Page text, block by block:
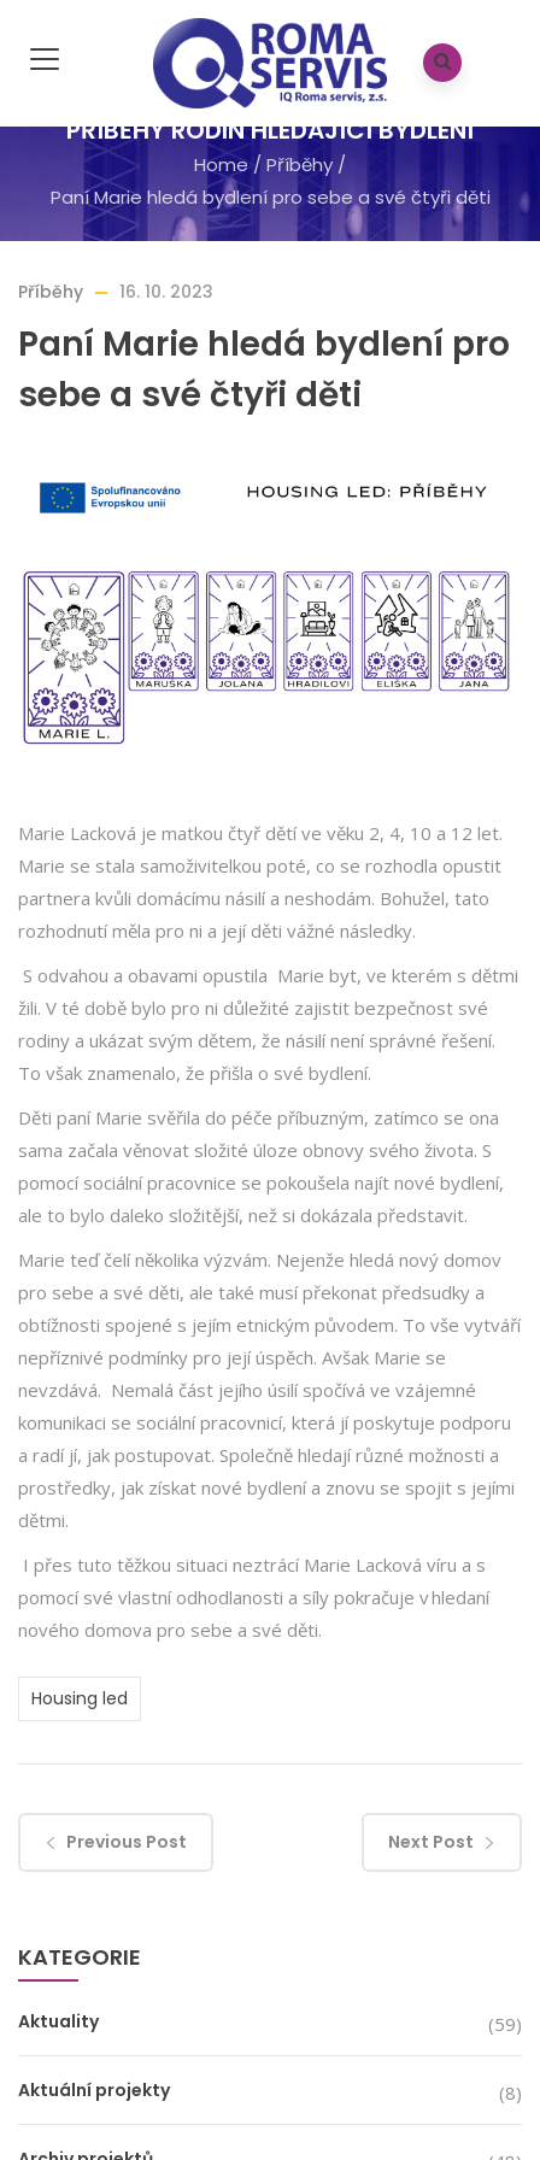
PŘÍBĚHY RODIN HLEDAJÍCÍ BYDLENÍ
Home/ Příběhy /
Paní Marie hledá bydlení pro sebe a své čtyři děti
Příběhy 16. 10. 2023
Paní Marie hledá bydlení pro
sebe a své čtyři děti
Marie Lacková je matkou čtyř dětí ve věku 2, 4, 10 a 12 let.
Marie se stala samoživitelkou poté, co se rozhodla opustit
partnera kvůli domácímu násilí a neshodám. Bohužel, tato
rozhodnutí měla pro ni a její děti vážné následky.
S odvahou a obavami opustila Marie byt, ve kterém s dětmi
žili. V té době bylo pro ni důležité zajistit bezpečnost své
rodiny a ukázat svým dětem, že násilí není správné řešení.
To však znamenalo, že přišla o své bydlení.
Děti paní Marie svěřila do péče příbuzným, zatímco se ona
sama začala věnovat složité úloze obnovy svého života. S
pomocí sociální pracovnice se pokoušela najít nové bydlení,
ale to bylo daleko složitější, než si dokázala představit.
Marie teď čelí několika výzvám. Nejenže hledá nový domov
pro sebe a své děti, ale také musí překonat předsudky a
obtížnosti spojené s jejím etnickým původem. To vše vytváří
nepříznivé podmínky pro její úspěch. Avšak Marie se
nevzdává. Nemalá část jejího úsilí spočívá ve vzájemné
komunikaci se sociální pracovnicí, která jí poskytuje podporu
a radí jí, jak postupovat. Společně hledají různé možnosti a
prostředky, jak získat nové bydlení a znovu se spojit s jejími
dětmi.
I přes tuto těžkou situaci neztrácí Marie Lacková víru a s
pomocí své vlastní odhodlanosti a síly pokračuje v hledaní
nového domova pro sebe a své děti.
Housing led
Previous Post Next Post
KATEGORIE
Aktuality (59)
Aktuální projekty (8)